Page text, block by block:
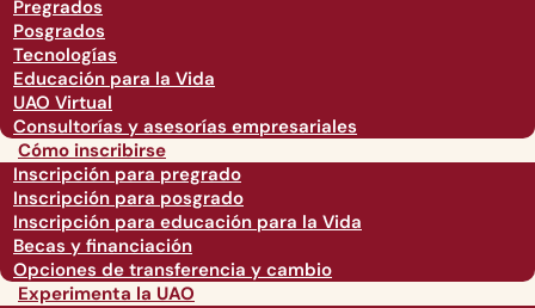
Pregrados
Posgrados
Tecnologías
Educación para la Vida
UAO Virtual
Consultorías y asesorías empresariales
Cómo inscribirse
Inscripción para pregrado
Inscripción para posgrado
Inscripción para educación para la Vida
Becas y financiación
Opciones de transferencia y cambio
Experimenta la UAO